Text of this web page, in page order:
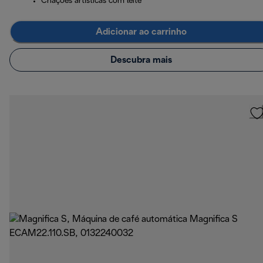
Adicionar ao carrinho
Descubra mais